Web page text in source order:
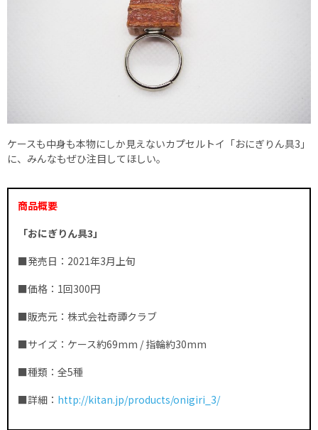
ケースも中身も本物にしか見えないカプセルトイ「おにぎりん具3」
に、みんなもぜひ注目してほしい。
商品概要
「おにぎりん具3」
■発売日：2021年3月上旬
■価格：1回300円
■販売元：株式会社奇譚クラブ
■サイズ：ケース約69mm / 指輪約30mm
■種類：全5種
■詳細： http://kitan.jp/products/onigiri_3/